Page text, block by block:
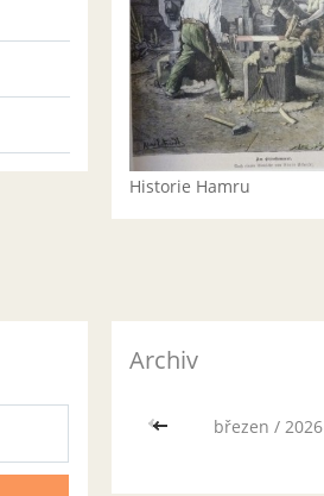
Historie Hamru
Archiv
<< březen / 2026